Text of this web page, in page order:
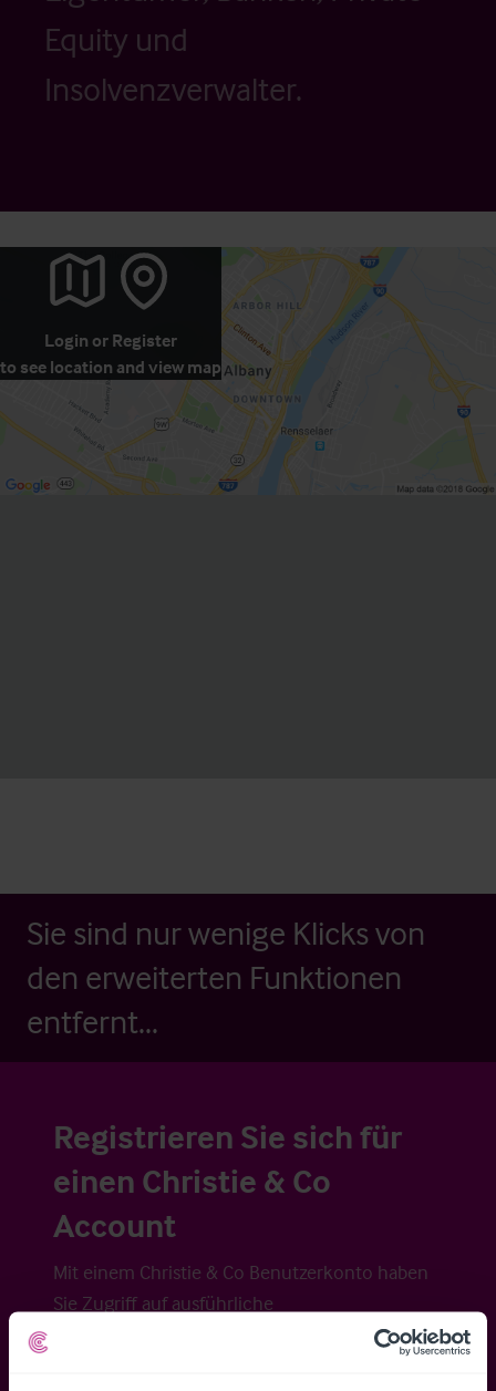
Equity und
Insolvenzverwalter.
Login or Register
to see location and view map
Sie sind nur wenige Klicks von
den erweiterten Funktionen
entfernt...
Registrieren Sie sich für
einen Christie & Co
Account
Mit einem Christie & Co Benutzerkonto haben
Sie Zugriff auf ausführliche
Veraufsinformationen, erweiterte Suche über